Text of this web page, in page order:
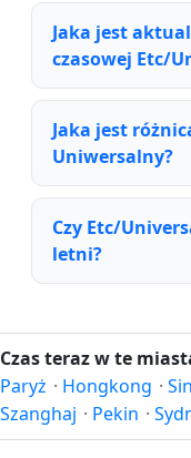
Jaka jest
czasowej Etc/
Jaka jest
Uniwersalny?
Czy Etc/
letni?
Czas teraz w te
Paryż · Hongkong ·
Szanghaj · Pekin ·